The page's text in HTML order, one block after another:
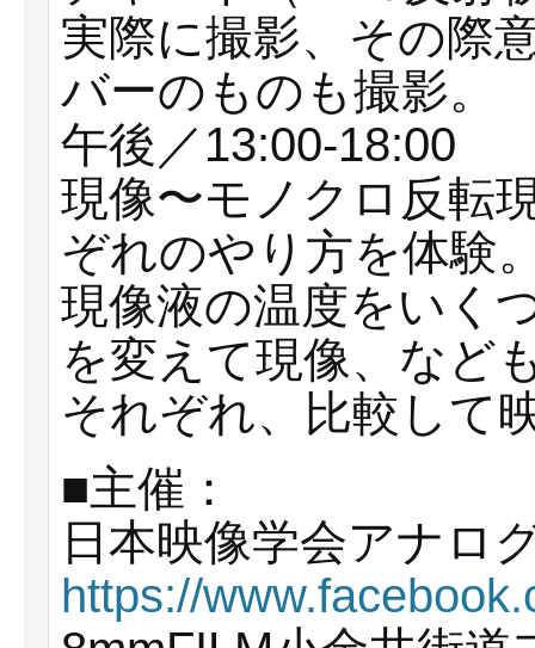
実際に撮影、その際
バーのものも撮影。
午後／13:00-18:00
現像〜モノクロ反転
ぞれのやり方を体験
現像液の温度をいく
を変えて現像、など
それぞれ、比較して
■主催：
日本映像学会アナロ
https://